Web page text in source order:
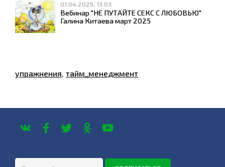
01.04.2025, 13:03
Вебинар "НЕ ПУТАЙТЕ СЕКС С ЛЮБОВЬЮ"
Галина Китаева март 2025
упражнения, тайм_менеджмент